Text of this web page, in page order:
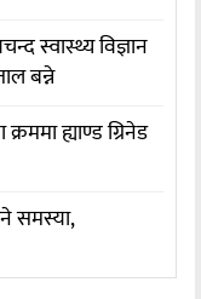
स्वास्थ्य विज्ञान
बन्ने
ह्याण्ड ग्रिनेड
समस्या,